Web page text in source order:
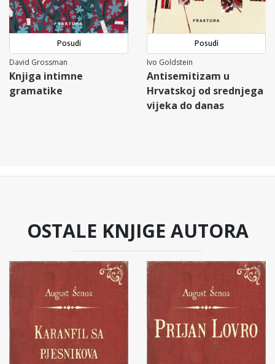
Posudi
David Grossman
Knjiga intimne
gramatike
Posudi
Ivo Goldstein
Antisemitizam u
Hrvatskoj od srednjega
vijeka do danas
OSTALE KNJIGE AUTORA